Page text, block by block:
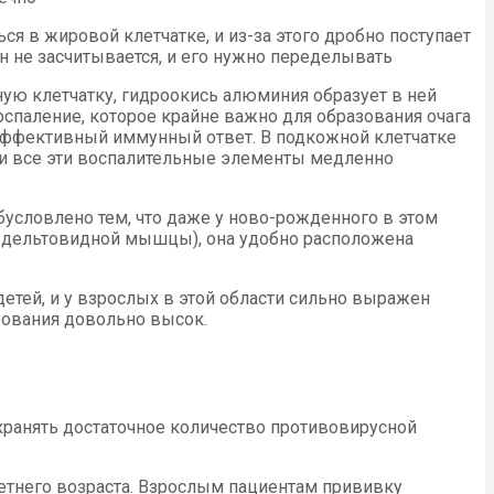
в жировой клетчатке, и из-за этого дробно поступает
засчитывается, и его нужно переделывать
клетчатку, гидроокись алюминия образует в ней
которое крайне важно для образования очага
иммунный ответ. В подкожной клетчатке
все эти воспалительные элементы медленно
тем, что даже у ново-рожденного в этом
мышцы), она удобно расположена
и у взрослых в этой области сильно выражен
довольно высок.
достаточное количество противовирусной
возраста. Взрослым пациентам прививку